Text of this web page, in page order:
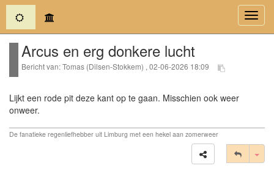
(current)
Arcus en erg donkere lucht
Bericht van: Tomas (Dilsen-Stokkem) , 02-06-2026 18:09
Lijkt een rode pit deze kant op te gaan. Misschien ook weer
onweer.
De fanatieke regenliefhebber uit Limburg met een hekel aan zomerweer